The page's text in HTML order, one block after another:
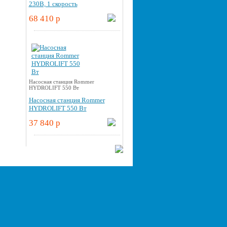
230В, 1 скорость
68 410 p
Насосная станция Rommer
HYDROLIFT 550 Вт
Насосная станция Rommer
HYDROLIFT 550 Вт
37 840 p